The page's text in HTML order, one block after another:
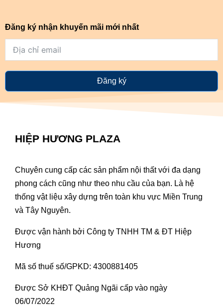
Đăng ký nhận khuyến mãi mới nhất
Đăng ký
HIỆP HƯƠNG PLAZA
Chuyên cung cấp các sản phẩm nội thất với đa dạng
phong cách cũng như theo nhu cầu của bạn. Là hệ
thống vật liệu xây dựng trên toàn khu vực Miền Trung
và Tây Nguyên.
Được vận hành bởi Công ty TNHH TM & ĐT Hiệp
Hương
Mã số thuế số/GPKD: 4300881405
Được Sở KHĐT Quảng Ngãi cấp vào ngày
06/07/2022